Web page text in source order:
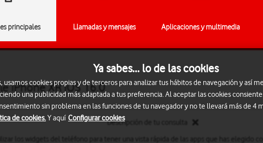
principales Llamadas y mensajes Aplicaciones y multimedia
iPhone XR iOS 16.0
Descripción de tu consulta
Ya sabes... lo de las cookies
usamos cookies propias y de terceros para analizar tus hábitos de navegación y así
una publicidad más adaptada a tus preferencia. Al aceptar las cookies
sin problema en las funciones de tu navegador y no te llevará más de 4
de cookies.Y aquí Configurar cookies